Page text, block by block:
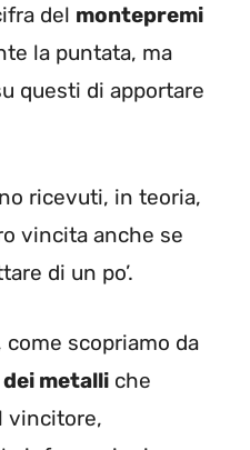
del montepremi
la puntata, ma
questi di apportare
ricevuti, in teoria,
vincita anche se
di un po’.
scopriamo da
metalli che
vincitore,